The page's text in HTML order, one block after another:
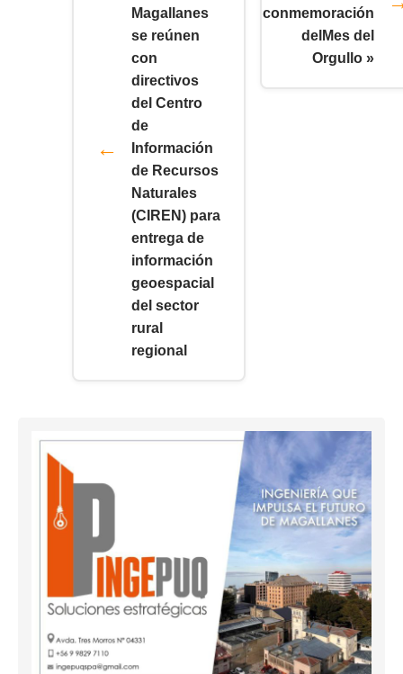
Magallanes
se reúnen
con
directivos
del Centro
de
Información
de Recursos
Naturales
(CIREN) para
entrega de
información
geoespacial
del sector
rural
regional
conmemoración
delMes del
Orgullo »